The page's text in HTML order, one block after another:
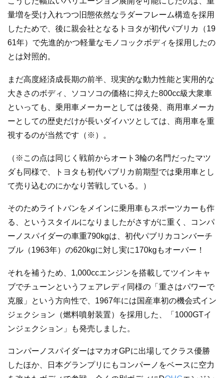
量増を受け入れつつ旧態依然なラダーフレーム構造を採用
したためで、後に親会社となるトヨタが初代パブリカ（19
61年）で先進的かつ軽量なモノコックボディを採用したの
とは対照的。
まだ高度経済成長期の前半、現実的な動力性能と実用的な
大きさのボディ、ソコソコの価格に抑えた800cc級大衆車
といっても、乗用車メーカーとしては後発、商用車メーカ
ーとしての歴史だけが長いダイハツとしては、商用車を重
視するのが当然です（※）。
（※この点は同じく戦前からオート3輪の名門だったマツ
ダも同様で、トヨタも初代パブリカ前期型では乗用車とし
て売り込むのにかなり苦戦している。）
そのためライトバンをメインに乗用車もスポーツカーも作
る、というスタイルになりましたがさすがに重く、コンパ
ーノスパイダーの車重790kgは、初代パブリカコンバーチ
ブル（1963年）の620kgに対し実に170kgもオーバー！
それを補うため、1,000ccエンジンを搭載してツインキャ
ブでチューンというフェアレディ同様の「重さはパワーで
克服」という方向性で、1967年には国産車初の機会式イン
ジェクション（燃料噴射装置）を採用した、「1000GTイ
ンジェクション」も発売しました。
コンパーノスパイダーはマカオGPに出場してクラス優勝
したほか、日本グランプリにもコンパーノをベースに空力